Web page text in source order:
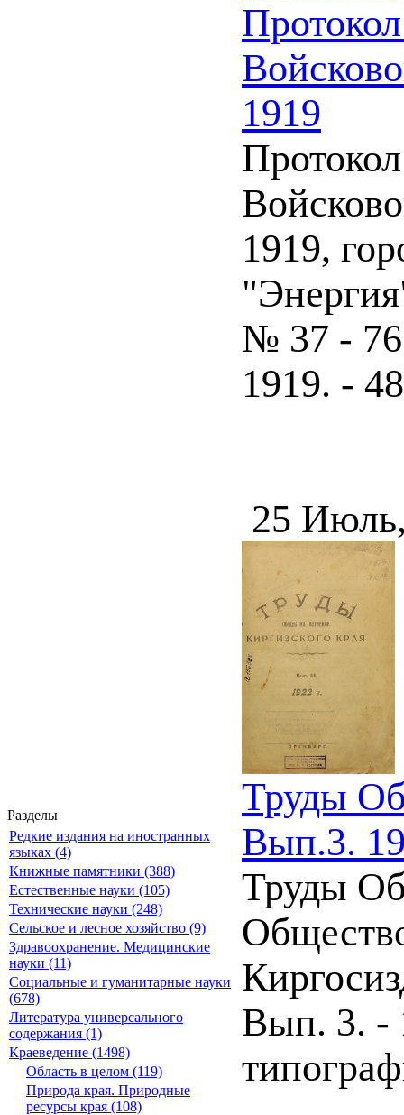
Разделы
Редкие издания на иностранных
языках (4)
Книжные памятники (388)
Естественные науки (105)
Технические науки (248)
Сельское и лесное хозяйство (9)
Здравоохранение. Медицинские
науки (11)
Социальные и гуманитарные науки
(678)
Литература универсального
содержания (1)
Краеведение (1498)
Область в целом (119)
Природа края. Природные
ресурсы края (108)
1919
1919,
№ 37 -
1919. -
25
Труды
Вып.3.
Труды
Вып. 3. -